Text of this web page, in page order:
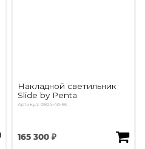
Накладной светильник
Slide by Penta
Артикул: 0604-40-66
165 300 ₽